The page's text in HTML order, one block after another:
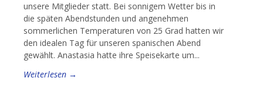
unsere Mitglieder statt. Bei sonnigem Wetter bis in
die späten Abendstunden und angenehmen
sommerlichen Temperaturen von 25 Grad hatten wir
den idealen Tag für unseren spanischen Abend
gewählt. Anastasia hatte ihre Speisekarte um...
Weiterlesen →